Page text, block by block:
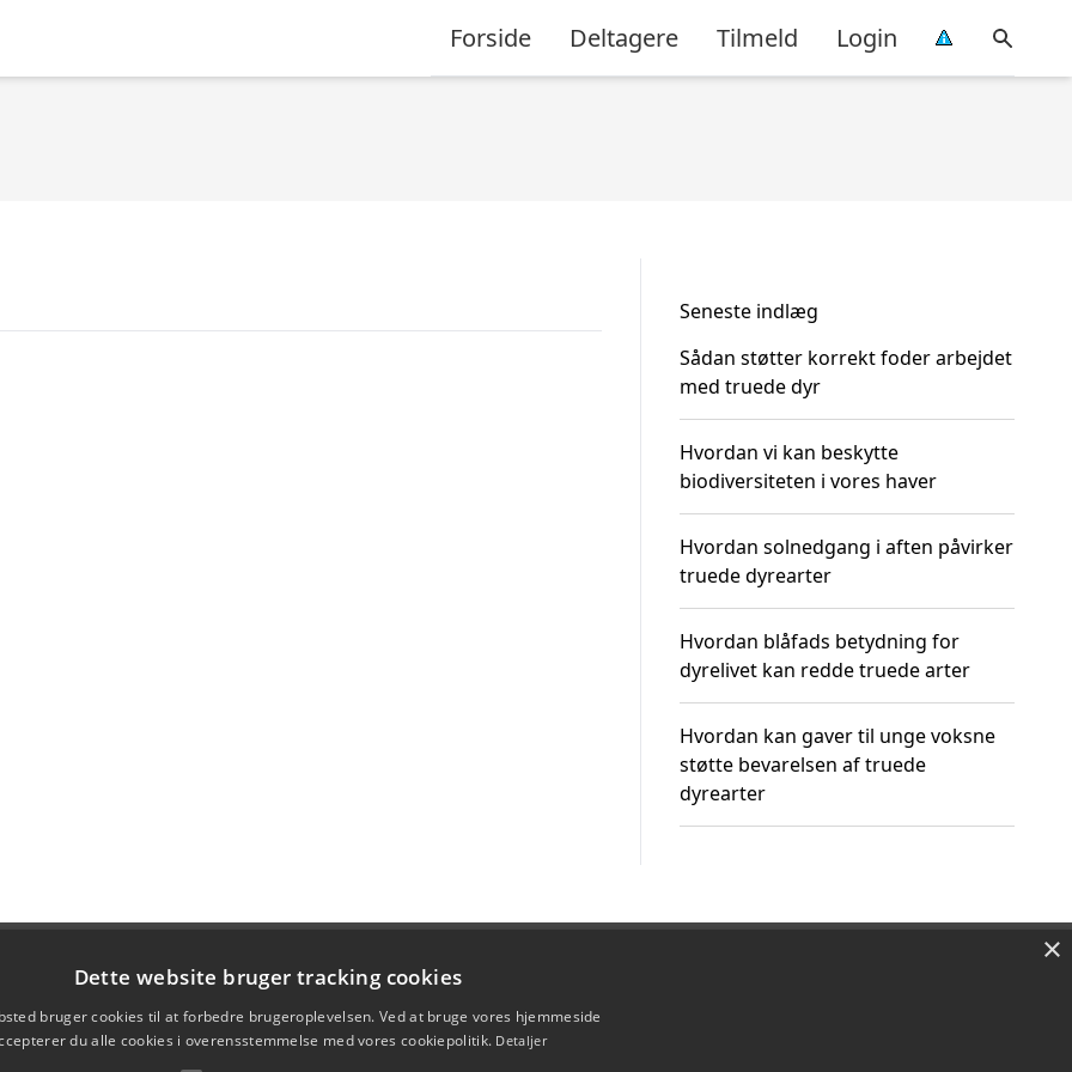
Forside Deltagere Tilmeld Login
Seneste indlæg
Sådan støtter korrekt foder arbejdet
med truede dyr
Hvordan vi kan beskytte
biodiversiteten i vores haver
Hvordan solnedgang i aften påvirker
truede dyrearter
Hvordan blåfads betydning for
dyrelivet kan redde truede arter
Hvordan kan gaver til unge voksne
støtte bevarelsen af truede
dyrearter
×
Dette website bruger tracking cookies
bruger cookies til at forbedre brugeroplevelsen. Ved at bruge vores hjemmeside
du alle cookies i overensstemmelse med vores cookiepolitik. Detaljer